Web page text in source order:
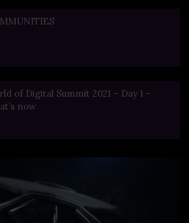
of Digital Summit 2021 – Day 1 –
now